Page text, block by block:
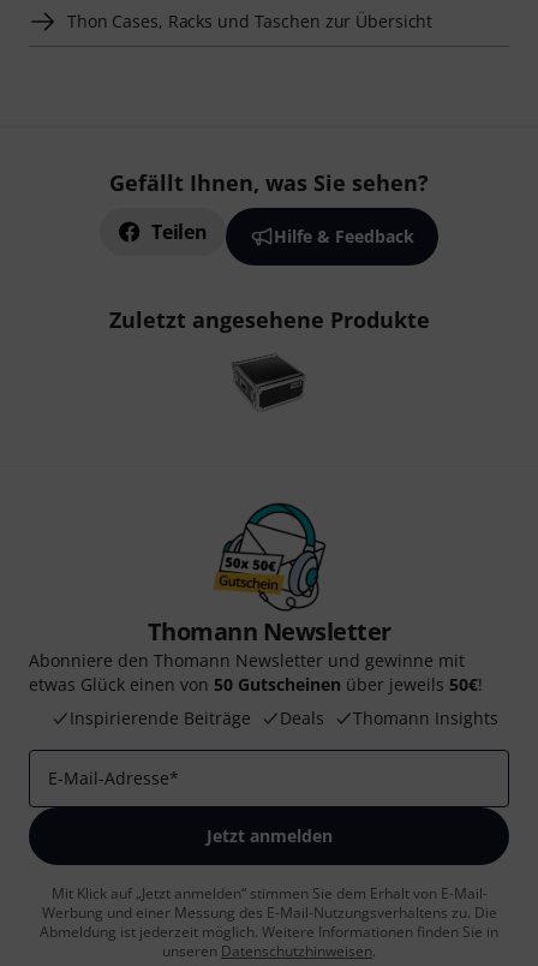
Thon Cases, Racks und Taschen zur Übersicht
Gefällt Ihnen, was Sie sehen?
Teilen Hilfe & Feedback
Zuletzt angesehene Produkte
Thomann Newsletter
Abonniere den Thomann Newsletter und gewinne mit
etwas Glück einen von 50 Gutscheinen über jeweils 50€!
Inspirierende Beiträge
Deals Thomann Insights
E-Mail-Adresse*
Jetzt anmelden
Mit Klick auf „Jetzt anmelden“ stimmen Sie dem Erhalt von E-Mail-
Werbung und einer Messung des E-Mail-Nutzungsverhaltens zu. Die
Abmeldung ist jederzeit möglich. Weitere Informationen finden Sie in
unseren Datenschutzhinweisen.